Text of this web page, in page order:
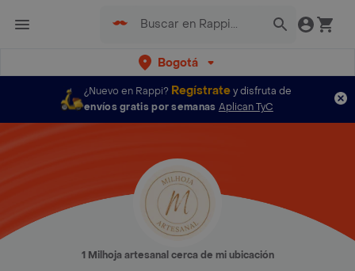
Bogotá
¿Nuevo en Rappi? Regístratey disfruta de
envíos gratis por semanas Aplican TyC
1 Milhoja artesanal cerca de mi ubicación